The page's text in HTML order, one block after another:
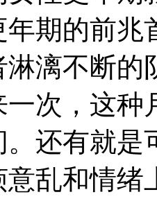
期的前兆
漓不断的
次，这种
还有就是
乱和情绪